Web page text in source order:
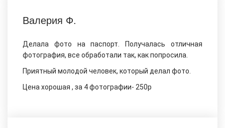
Валерия Ф.
Делала фото на паспорт. Получалась отличная
фотография, все обработали так, как попросила.
Приятный молодой человек, который делал фото.
Цена хорошая , за 4 фотографии- 250р